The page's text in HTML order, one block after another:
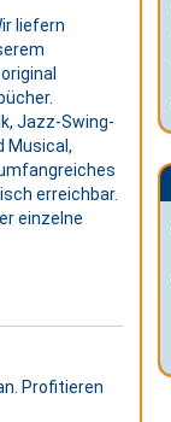
liefern
Jazz-Swing-
Musical,
erreichbar.
einzelne
Profitieren